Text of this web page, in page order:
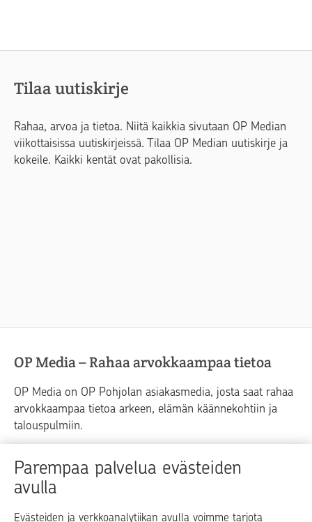
Parempaa palvelua evästeiden
avulla
Evästeiden ja verkkoanalytiikan avulla voimme tarjota
Tilaa uutiskirje
Rahaa, arvoa ja tietoa. Niitä kaikkia sivutaan OP Median
viikottaisissa uutiskirjeissä. Tilaa OP Median uutiskirje ja
kokeile. Kaikki kentät ovat pakollisia.
OP Media – Rahaa arvokkaampaa tietoa
OP Media on OP Pohjolan asiakasmedia, josta saat rahaa
arvokkaampaa tietoa arkeen, elämän käännekohtiin ja
talouspulmiin.
Raha Elämä
Yrityselämä
Blogit ja puheenvuorot